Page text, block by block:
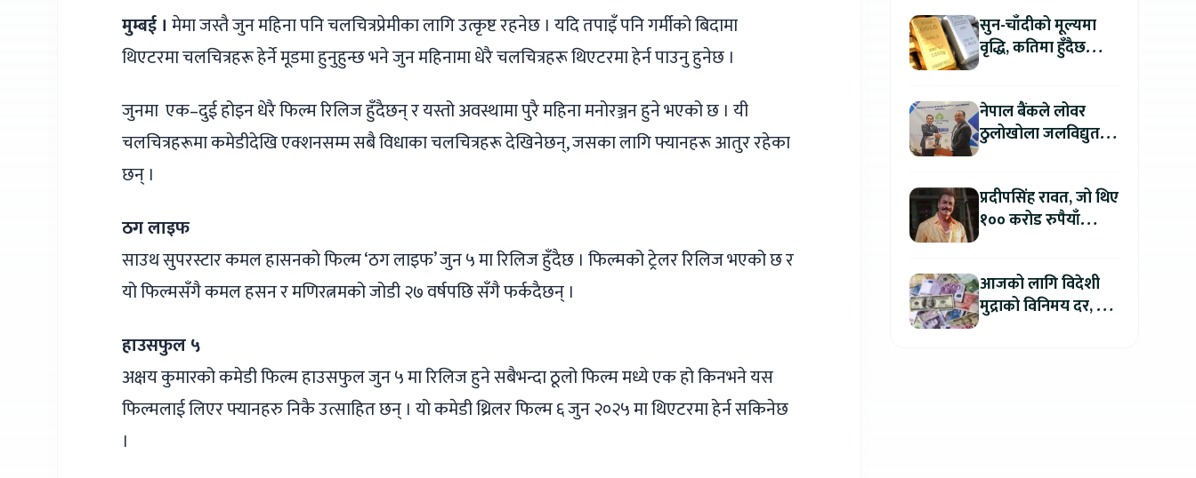
मुम्बई । मेमा जस्तै जुन महिना पनि चलचित्रप्रेमीका लागि उत्कृष्ट रहनेछ । यदि तपाइँ पनि गर्मीको बिदामा
थिएटरमा चलचित्रहरू हेर्ने मूडमा हुनुहुन्छ भने जुन महिनामा धेरै चलचित्रहरू थिएटरमा हेर्न पाउनु हुनेछ ।
जुनमा एक–दुई होइन धेरै फिल्म रिलिज हुँदैछन् र यस्तो अवस्थामा पुरै महिना मनोरञ्जन हुने भएको छ । यी
चलचित्रहरूमा कमेडीदेखि एक्शनसम्म सबै विधाका चलचित्रहरू देखिनेछन्, जसका लागि फ्यानहरू आतुर रहेका
छन् ।
ठग लाइफ
साउथ सुपरस्टार कमल हासनको फिल्म ‘ठग लाइफ’ जुन ५ मा रिलिज हुँदैछ । फिल्मको ट्रेलर रिलिज भएको छ र
यो फिल्मसँगै कमल हसन र मणिरत्नमको जोडी २७ वर्षपछि सँगै फर्कदैछन् ।
हाउसफुल ५
अक्षय कुमारको कमेडी फिल्म हाउसफुल जुन ५ मा रिलिज हुने सबैभन्दा ठूलो फिल्म मध्ये एक हो किनभने यस
फिल्मलाई लिएर फ्यानहरु निकै उत्साहित छन् । यो कमेडी थ्रिलर फिल्म ६ जुन २०२५ मा थिएटरमा हेर्न सकिनेछ
।
सुन-चाँदीको मूल्यमा
वृद्धि, कतिमा हुँदैछ
नेपाल बैंकले लोवर
ठुलोखोला जलविद्युत
प्रदीपसिंह रावत, जो थिए
१०० करोड रुपैयाँ
आजको लागि विदेशी
मुद्राको विनिमय दर, कुन